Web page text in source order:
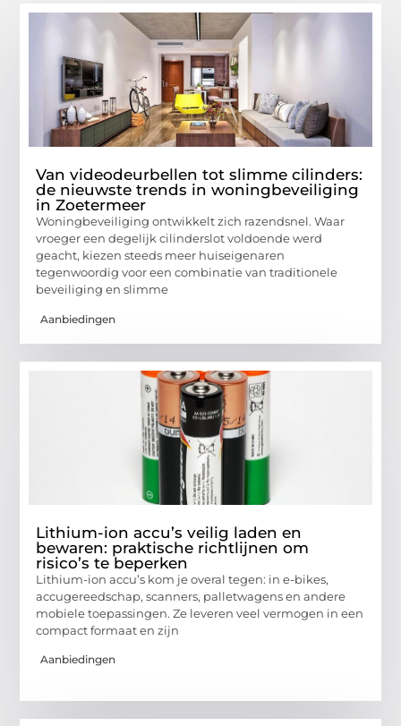
Van videodeurbellen tot slimme cilinders:
de nieuwste trends in woningbeveiliging
in Zoetermeer
Woningbeveiliging ontwikkelt zich razendsnel. Waar
vroeger een degelijk cilinderslot voldoende werd
geacht, kiezen steeds meer huiseigenaren
tegenwoordig voor een combinatie van traditionele
beveiliging en slimme
Aanbiedingen
Lithium-ion accu’s veilig laden en
bewaren: praktische richtlijnen om
risico’s te beperken
Lithium-ion accu’s kom je overal tegen: in e-bikes,
accugereedschap, scanners, palletwagens en andere
mobiele toepassingen. Ze leveren veel vermogen in een
compact formaat en zijn
Aanbiedingen